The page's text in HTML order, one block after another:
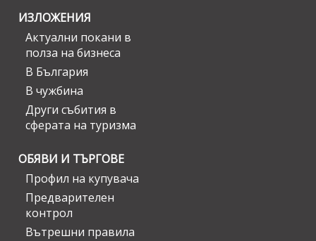
ИЗЛОЖЕНИЯ
Актуални покани в
полза на бизнеса
В България
В чужбина
Други събития в
сферата на туризма
ОБЯВИ И ТЪРГОВЕ
Профил на купувача
Предварителен
контрол
Вътрешни правила